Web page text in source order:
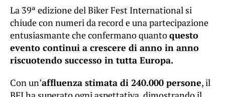
La 39ª edizione del Biker Fest International si
chiude con numeri da record e una partecipazione
entusiasmante che confermano quantoquesto
evento continui a crescere di anno in anno
riscuotendo successo in tutta Europa.
Con un’affluenza stimata di 240.000 persone, il